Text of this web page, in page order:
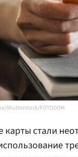
Shutterstock/FOTODOM
карты стали